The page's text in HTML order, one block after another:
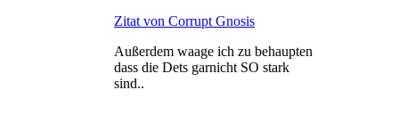
Zitat von Corrupt Gnosis
Außerdem waage ich zu behaupten
dass die Dets garnicht SO stark
sind..